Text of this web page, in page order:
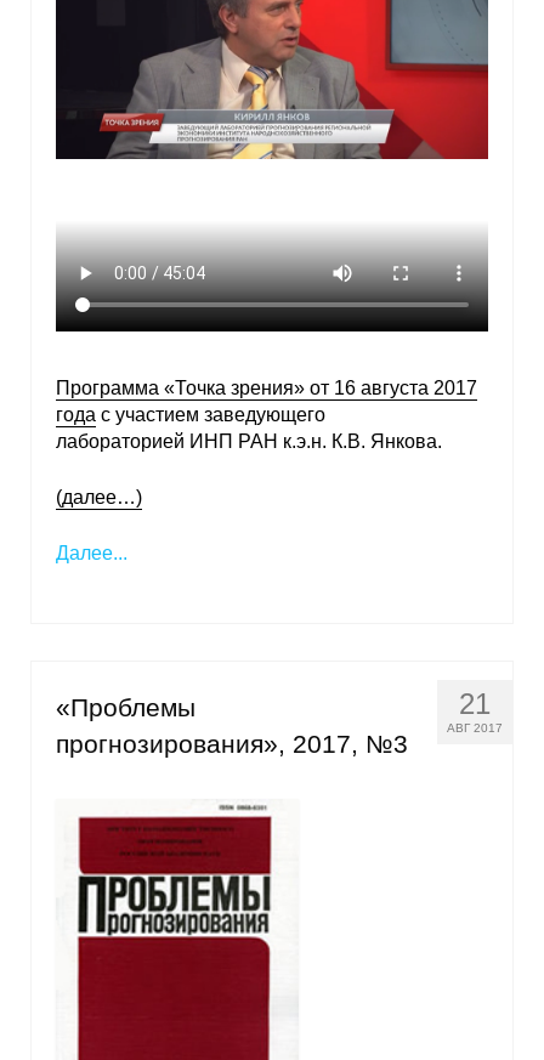
Программа «Точка зрения» от 16 августа 2017
года с участием заведующего
лабораторией ИНП РАН к.э.н. К.В. Янкова.
(далее…)
Далее...
21
АВГ 2017
«Проблемы
прогнозирования», 2017, №3